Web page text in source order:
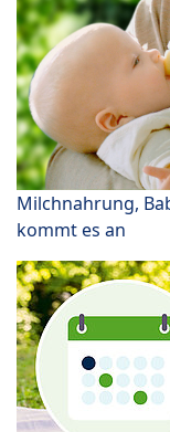
Milchnahrung,
kommt es an